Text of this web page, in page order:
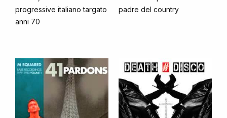
progressive italiano targato
anni 70
padre del country